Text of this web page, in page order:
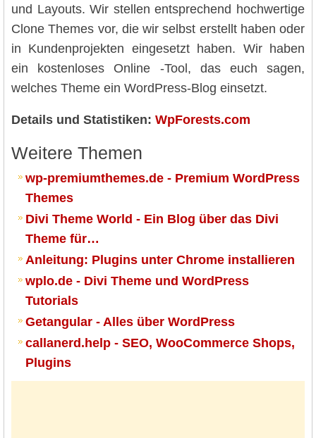
und Layouts. Wir stellen entsprechend hochwertige
Clone Themes vor, die wir selbst erstellt haben oder
in Kundenprojekten eingesetzt haben. Wir haben
ein kostenloses Online -Tool, das euch sagen,
welches Theme ein WordPress-Blog einsetzt.
Details und Statistiken: WpForests.com
Weitere Themen
wp-premiumthemes.de - Premium WordPress
Themes
Divi Theme World - Ein Blog über das Divi
Theme für…
Anleitung: Plugins unter Chrome installieren
wplo.de - Divi Theme und WordPress
Tutorials
Getangular - Alles über WordPress
callanerd.help - SEO, WooCommerce Shops,
Plugins